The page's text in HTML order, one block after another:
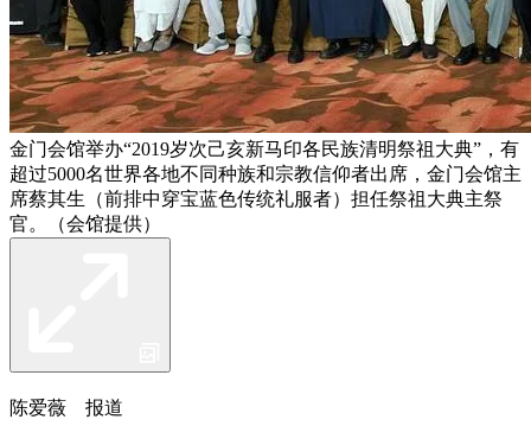
金门会馆举办“2019岁次己亥新马印各民族清明祭祖大典”，有
超过5000名世界各地不同种族和宗教信仰者出席，金门会馆主
席蔡其生（前排中穿宝蓝色传统礼服者）担任祭祖大典主祭
官。（会馆提供）
陈爱薇 报道